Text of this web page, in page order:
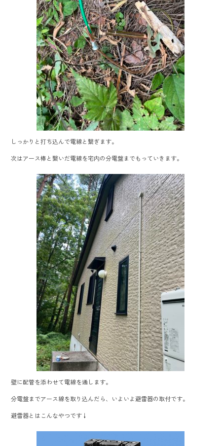
しっかりと打ち込んで電線と繋ぎます。
次はアース棒と繋いだ電線を宅内の分電盤までもっていきます。
壁に配管を添わせて電線を通します。
分電盤までアース線を取り込んだら、いよいよ避雷器の取付です。
避雷器とはこんなやつです↓